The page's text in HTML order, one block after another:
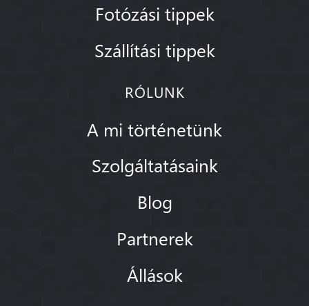
Fotózási tippek
Szállítási tippek
RÓLUNK
A mi történetünk
Szolgáltatásaink
Blog
Partnerek
Állások